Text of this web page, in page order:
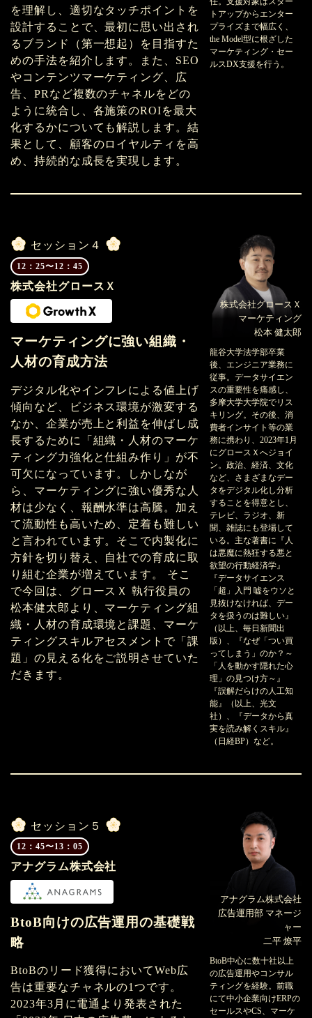
を理解し、適切なタッチポイントを
設計することで、最初に思い出され
るブランド（第一想起）を目指すた
めの手法を紹介します。また、SEO
やコンテンツマーケティング、広
告、PRなど複数のチャネルをどの
ように統合し、各施策のROIを最大
化するかについても解説します。結
果として、顧客のロイヤルティを高
め、持続的な成長を実現します。
任。支援対象はスター
トアップからエンター
プライズまで幅広く、
the Model型に根ざした
マーケティング・セー
ルスDX支援を行う。
セッション４
12：25〜12：45
株式会社グロースＸ
マーケティングに強い組織・
人材の育成方法
デジタル化やインフレによる値上げ
傾向など、ビジネス環境が激変する
なか、企業が売上と利益を伸ばし成
長するために「組織・人材のマーケ
ティング力強化と仕組み作り」が不
可欠になっています。しかしなが
ら、マーケティングに強い優秀な人
材は少なく、報酬水準は高騰。加え
て流動性も高いため、定着も難しい
と言われています。そこで内製化に
方針を切り替え、自社での育成に取
り組む企業が増えています。 そこ
で今回は、グロースＸ 執行役員の
松本健太郎より、マーケティング組
織・人材の育成環境と課題、マーケ
ティングスキルアセスメントで「課
題」の見える化をご説明させていた
だきます。
株式会社グロースＸ
マーケティング
松本 健太郎
龍谷大学法学部卒業
後、エンジニア業務に
従事。データサイエン
スの重要性を痛感し、
多摩大学大学院でリス
キリング。その後、消
費者インサイト等の業
務に携わり、2023年1月
にグロースＸへジョイ
ン。政治、経済、文化
など、さまざまなデー
タをデジタル化し分析
することを得意とし、
テレビ、ラジオ、新
聞、雑誌にも登場して
いる。主な著書に『人
は悪魔に熱狂する悪と
欲望の行動経済学』
『データサイエンス
「超」入門 嘘をウソと
見抜けなければ、デー
タを扱うのは難しい』
（以上、毎日新聞出
版）、『なぜ「つい買
ってしまう」のか？～
「人を動かす隠れた心
理」の見つけ方～』
『誤解だらけの人工知
能』（以上、光文
社）、『データから真
実を読み解くスキル』
（日経BP）など。
セッション５
12：45〜13：05
アナグラム株式会社
BtoB向けの広告運用の基礎戦
略
BtoBのリード獲得においてWeb広
告は重要なチャネルの1つです。
2023年3月に電通より発表された
アナグラム株式会社
広告運用部 マネージ
ャー
二平 燎平
BtoB中心に数十社以上
の広告運用やコンサル
ティングを経験。前職
にて中小企業向けERPの
セールスやCS、マーケ